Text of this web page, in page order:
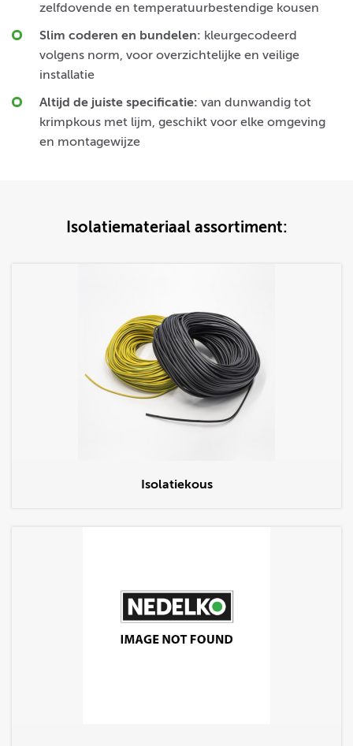
zelfdovende en temperatuurbestendige kousen
Slim coderen en bundelen: kleurgecodeerd
volgens norm, voor overzichtelijke en veilige
installatie
Altijd de juiste specificatie: van dunwandig tot
krimpkous met lijm, geschikt voor elke omgeving
en montagewijze
Isolatiemateriaal assortiment:
Isolatiekous